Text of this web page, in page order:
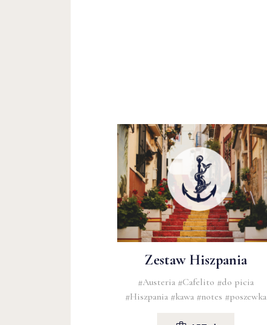
Zestaw Hiszpania
#Austeria #Cafelito #do picia
#Hiszpania #kawa #notes #poszewka